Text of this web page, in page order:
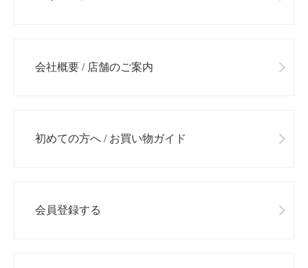
会社概要 / 店舗のご案内
初めての方へ / お買い物ガイド
会員登録する